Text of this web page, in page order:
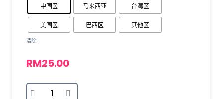
中国区 马来西亚 台湾区
美国区 巴西区 其他区
清除
RM25.00